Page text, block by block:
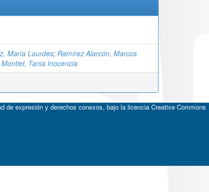
María Lourdes; Ramírez Alarcón, Marcos
Tania Inocencia
de expresión y derechos conexos, bajo la licencia Creative Commons